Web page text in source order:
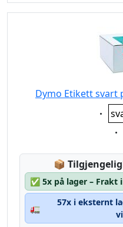
Dymo Etikett svart
📦
✅ 5x på lager – Frakt
🚛
57x i eksternt